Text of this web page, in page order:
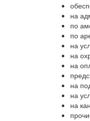
на
по
по
на
на
на
на
на
на